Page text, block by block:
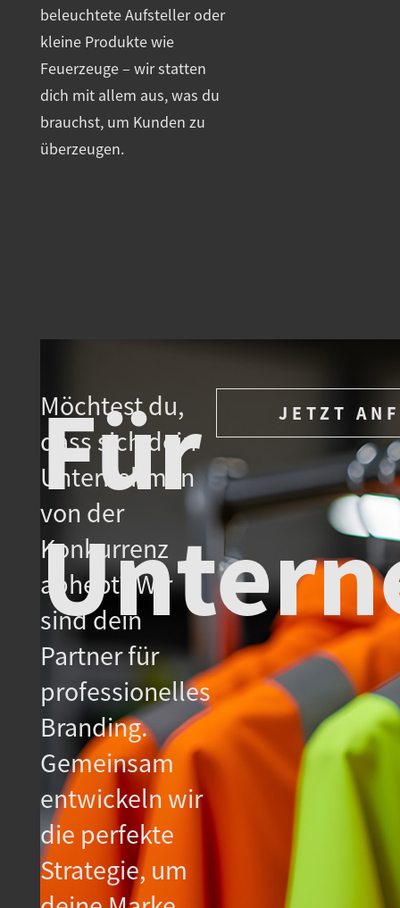
beleuchtete Aufsteller oder
kleine Produkte wie
Feuerzeuge – wir statten
dich mit allem aus, was du
brauchst, um Kunden zu
überzeugen.
Für
Möchtest du,
dass sich dein
Unternehmen
von der
Konkurrenz
abhebt? Wir
sind dein
Partner für
professionelles
Branding.
Gemeinsam
entwickeln wir
die perfekte
Strategie, um
JETZT